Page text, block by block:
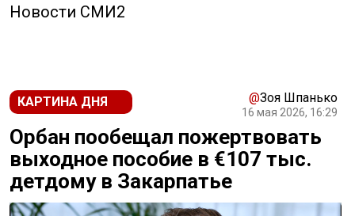
Новости СМИ2
КАРТИНА ДНЯ @Зоя Шпанько
16 мая 2026, 16:29
Орбан пообещал пожертвовать
выходное пособие в €107 тыс.
детдому в Закарпатье